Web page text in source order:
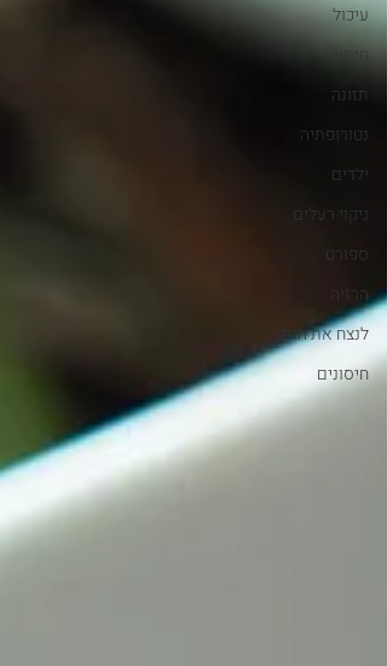
עיכול
חיסון
תזונה
נטורופתיה
ילדים
ניקוי רעלים
ספורט
הרזיה
לנצח את הגיל
חיסונים